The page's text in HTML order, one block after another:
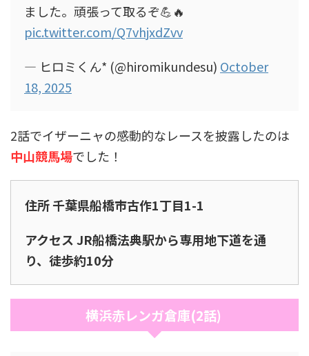
ました。頑張って取るぞ💪🔥
pic.twitter.com/Q7vhjxdZvv
— ヒロミくん* (@hiromikundesu) October
18, 2025
2話でイザーニャの感動的なレースを披露したのは
中山競馬場でした！
住所 千葉県船橋市古作1丁目1-1
アクセス JR船橋法典駅から専用地下道を通
り、徒歩約10分
横浜赤レンガ倉庫(2話)